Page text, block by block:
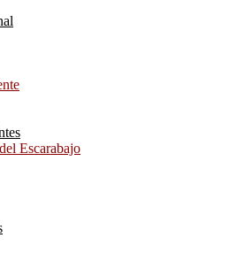
Escarabajo